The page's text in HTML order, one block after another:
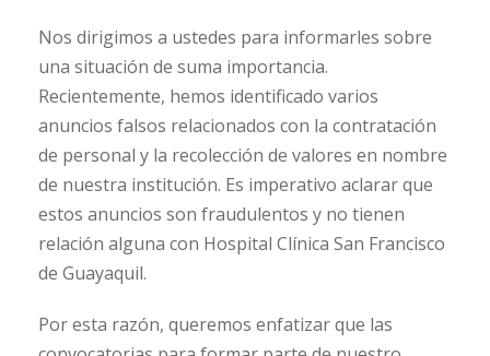
Nos dirigimos a ustedes para informarles sobre
una situación de suma importancia.
Recientemente, hemos identificado varios
anuncios falsos relacionados con la contratación
de personal y la recolección de valores en nombre
de nuestra institución. Es imperativo aclarar que
estos anuncios son fraudulentos y no tienen
relación alguna con Hospital Clínica San Francisco
de Guayaquil.
Por esta razón, queremos enfatizar que las